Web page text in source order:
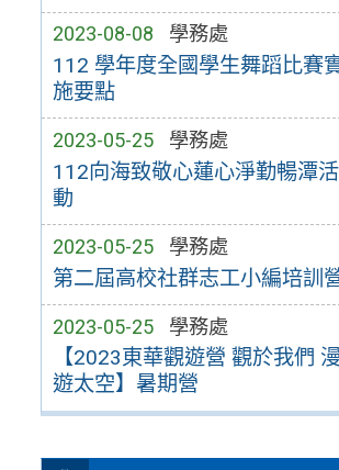
2023-08-08 學務處
112 學年度全國學生舞蹈比賽
施要點
2023-05-25 學務處
112向海致敬心蓮心淨勤暢潭活
動
2023-05-25 學務處
第二屆高校社群志工小編培訓
2023-05-25 學務處
【2023東華觀遊營 觀於我們 漫
遊太空】暑期營